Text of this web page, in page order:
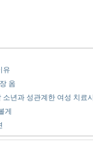
유
옴
소년과 성관계한 여성 치료
게